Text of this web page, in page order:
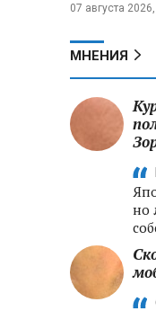
ВСУ в
07 августа
МНЕНИЯ
но